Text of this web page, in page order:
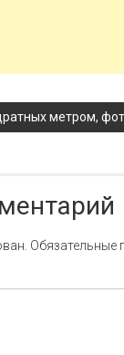
записи
метром,